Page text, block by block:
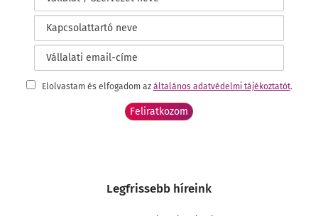
Elolvastam és elfogadom az általános adatvédelmi tájékoztatót.
Legfrissebb híreink